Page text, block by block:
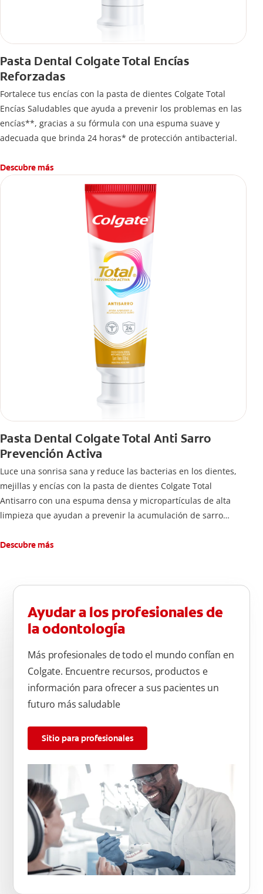
Pasta Dental Colgate Total Encías
Reforzadas
Fortalece tus encías con la pasta de dientes Colgate Total
Encías Saludables que ayuda a prevenir los problemas en las
encías**, gracias a su fórmula con una espuma suave y
adecuada que brinda 24 horas* de protección antibacterial.
Descubre más
Pasta Dental Colgate Total Anti Sarro
Prevención Activa
Luce una sonrisa sana y reduce las bacterias en los dientes,
mejillas y encías con la pasta de dientes Colgate Total
Antisarro con una espuma densa y micropartículas de alta
limpieza que ayudan a prevenir la acumulación de sarro
Descubre más
Ayudar a los profesionales de
la odontología
Más profesionales de todo el mundo confían en
Colgate. Encuentre recursos, productos e
información para ofrecer a sus pacientes un
futuro más saludable
Sitio para profesionales